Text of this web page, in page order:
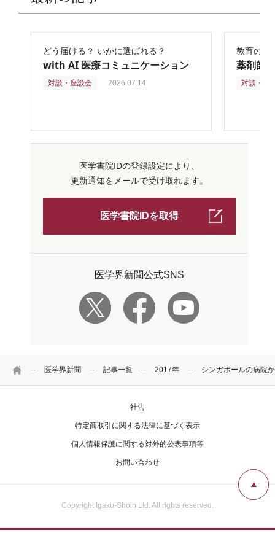
HOME 医学界新聞 記事一覧 2017年 シンガポールの病院
どう届ける？ いかに選ばれる？
with AI 医療コミュニケーション
対談・座談会 2026.07.14
教育の再
薬剤師
対談・座
医学書院IDの登録設定により、
更新通知をメールで受け取れます。
医学書院IDを取得
医学界新聞公式SNS
社告
特定商取引に関する法律に基づく表示
個人情報保護に関する対外的公表事項等
お問い合わせ
Copyright Igaku-Shoin Ltd. All rights reserved.